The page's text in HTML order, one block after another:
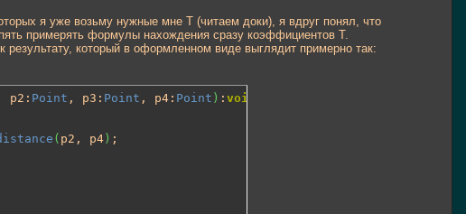
я уже возьму нужные мне T (читаем доки), я вдруг понял, что
примерять формулы нахождения сразу коэффициентов T.
который в оформленном виде выглядит примерно так:
p2: Point , p3: Point , p4: Point ) : void
( p2, p4 ) ;